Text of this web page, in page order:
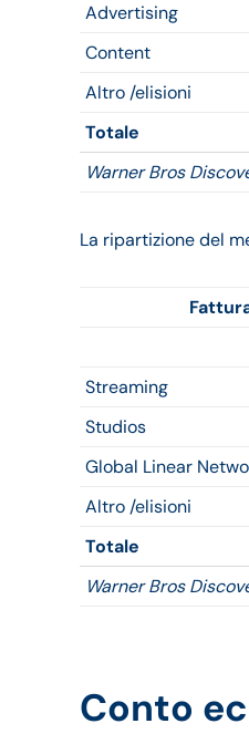
Advertising
Content
Altro /elisioni
Totale
Warner Bros
La ripartizione del
Streaming
Studios
Global Linear
Altro /elisioni
Totale
Warner Bros
Conto